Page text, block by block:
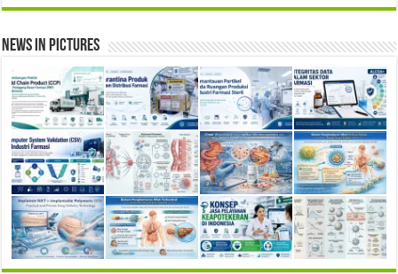
News in Pictures